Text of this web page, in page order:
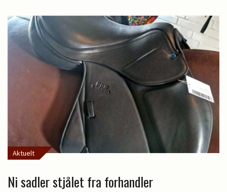
Aktuelt
Ni sadler stjålet fra forhandler